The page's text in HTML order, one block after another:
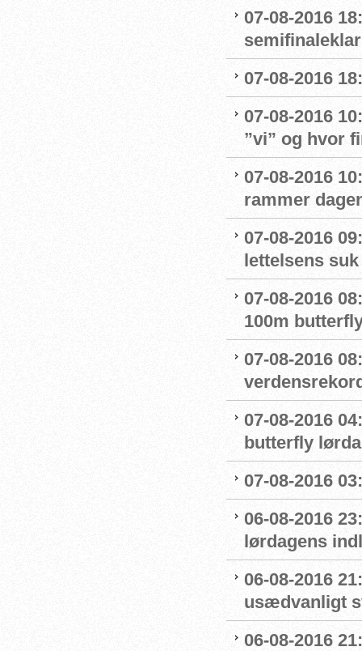
07-08-2016
07-08-2016
07-08-2016
”vi” og hvor
07-08-2016
rammer
07-08-2016
lettelsens
07-08-2016
100m
07-08-2016
07-08-2016
butterfly
07-08-2016
06-08-2016
lørdagens
06-08-2016
usædvanligt
06-08-2016